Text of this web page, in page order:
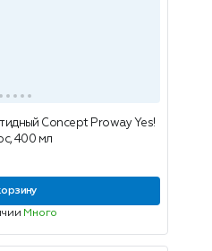
Concept Proway Yes!
400 мл
Много